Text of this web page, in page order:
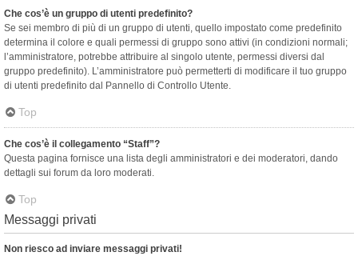
Che cos’è un gruppo di utenti predefinito?
Se sei membro di più di un gruppo di utenti, quello impostato come predefinito
determina il colore e quali permessi di gruppo sono attivi (in condizioni normali;
l’amministratore, potrebbe attribuire al singolo utente, permessi diversi dal
gruppo predefinito). L’amministratore può permetterti di modificare il tuo gruppo
di utenti predefinito dal Pannello di Controllo Utente.
Top
Che cos’è il collegamento “Staff”?
Questa pagina fornisce una lista degli amministratori e dei moderatori, dando
dettagli sui forum da loro moderati.
Top
Messaggi privati
Non riesco ad inviare messaggi privati!